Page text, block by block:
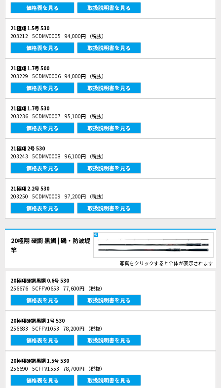
価格表を見る 取扱説明書を見る
21極翔 1.5号 530
203212 5CDMV0005 94,000円 （税抜）
価格表を見る 取扱説明書を見る
21極翔 1.7号 500
203229 5CDMV0006 94,000円 （税抜）
価格表を見る 取扱説明書を見る
21極翔 1.7号 530
203236 5CDMV0007 95,100円 （税抜）
価格表を見る 取扱説明書を見る
21極翔 2号 530
203243 5CDMV0008 96,100円 （税抜）
価格表を見る 取扱説明書を見る
21極翔 2.2号 530
203250 5CDMV0009 97,200円 （税抜）
価格表を見る 取扱説明書を見る
20極翔 硬調 黒鯛 | 磯・防波堤
竿
写真をクリックすると全体が表示されます
20極翔硬調黒鯛 0.6号 530
256676 5CFFV0653 77,600円 （税抜）
価格表を見る 取扱説明書を見る
20極翔硬調黒鯛 1号 530
256683 5CFFV1053 78,200円 （税抜）
価格表を見る 取扱説明書を見る
20極翔硬調黒鯛 1.5号 530
256690 5CFFV1553 78,700円 （税抜）
価格表を見る 取扱説明書を見る